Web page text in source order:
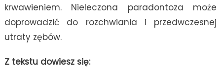
krwawieniem. Nieleczona paradontoza może
doprowadzić do rozchwiania i przedwczesnej
utraty zębów.
Z tekstu dowiesz się: